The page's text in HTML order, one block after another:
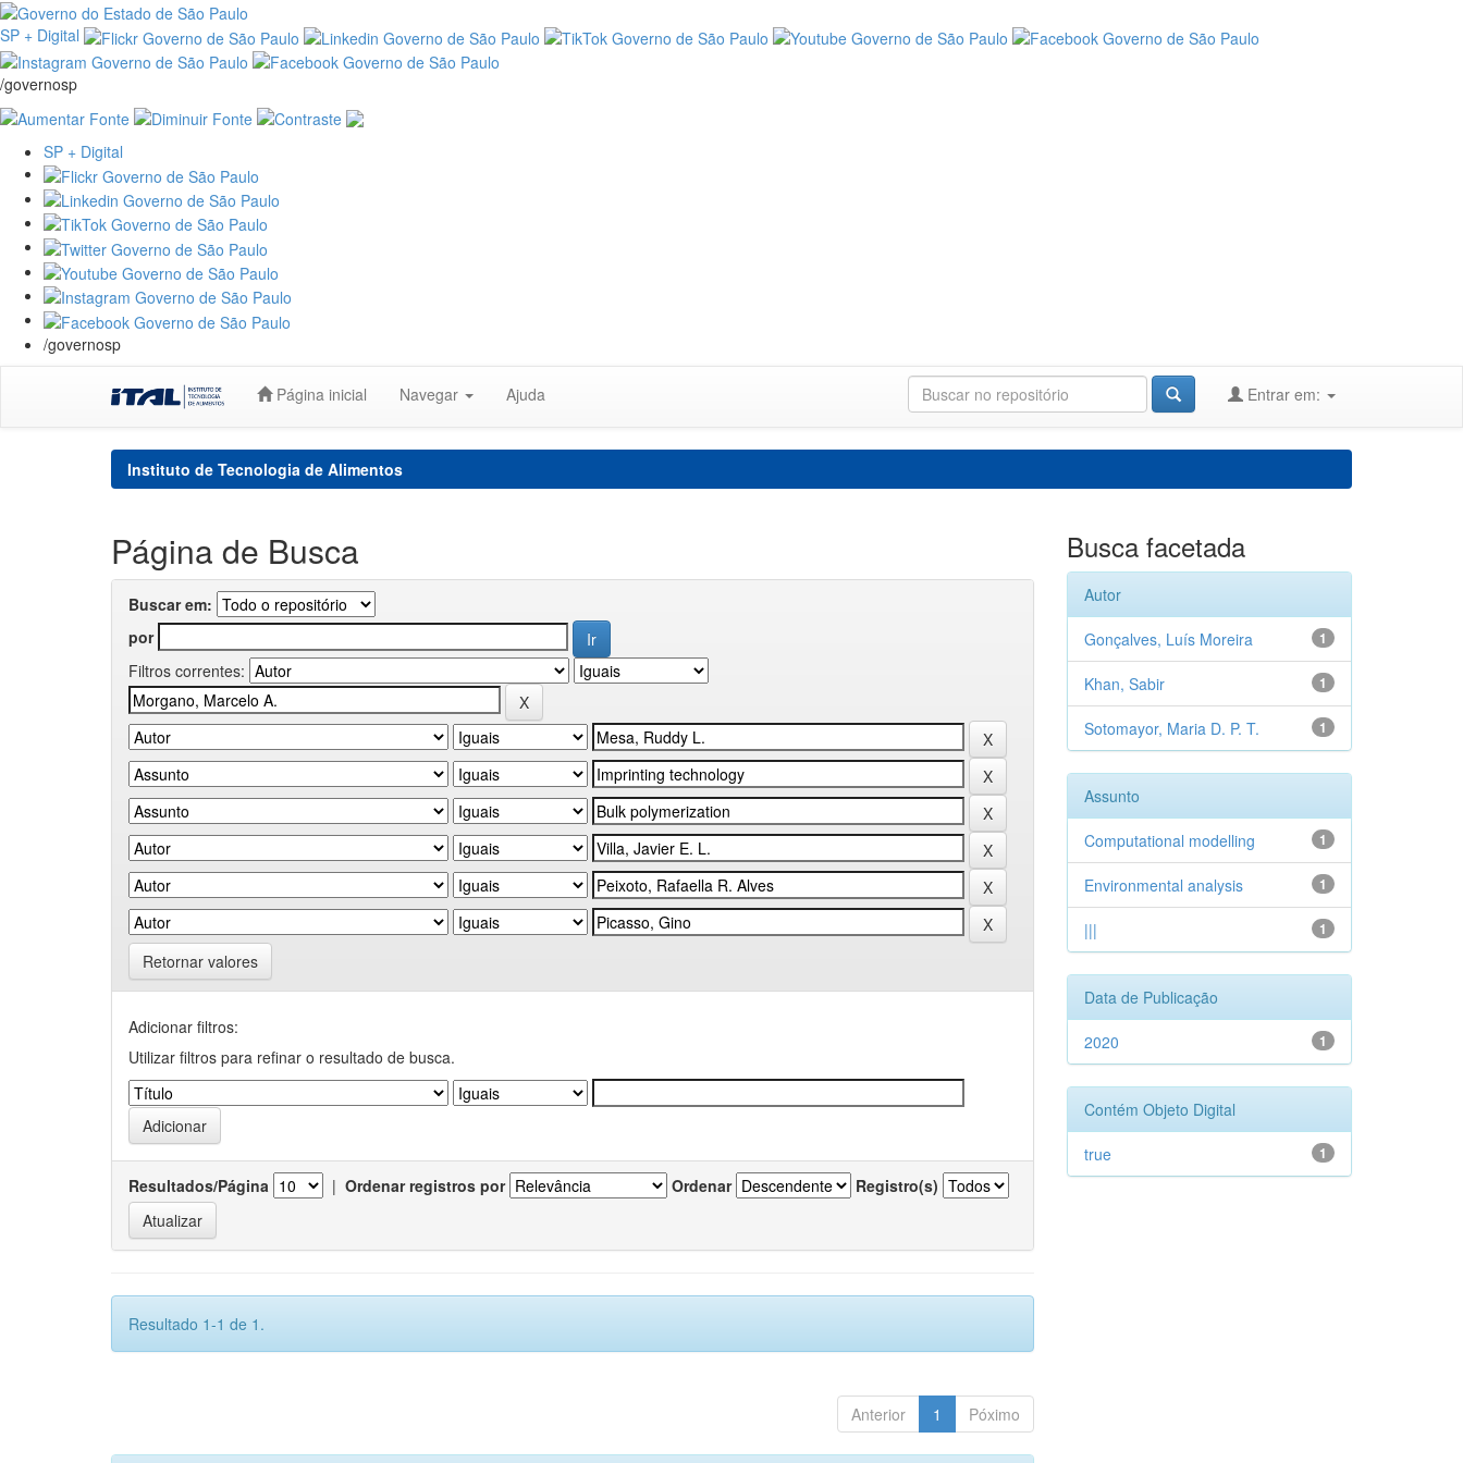
SP + Digital
/governosp
SP + Digital
/governosp
Página inicial Navegar Ajuda Entrar em:
Instituto de Tecnologia de Alimentos
Página de Busca
Buscar em:
por
Filtros correntes:
Retornar valores
Adicionar filtros:
Utilizar filtros para refinar o resultado de busca.
Resultados/Página | Ordenar registros por Ordenar Registro(s)
Resultado 1-1 de 1.
Anterior 1 Póximo
Busca facetada
Autor
1
Gonçalves, Luís Moreira
1
Khan, Sabir
1
Sotomayor, Maria D. P. T.
Assunto
1
Computational modelling
1
Environmental analysis
1
|||
Data de Publicação
1
2020
Contém Objeto Digital
1
true